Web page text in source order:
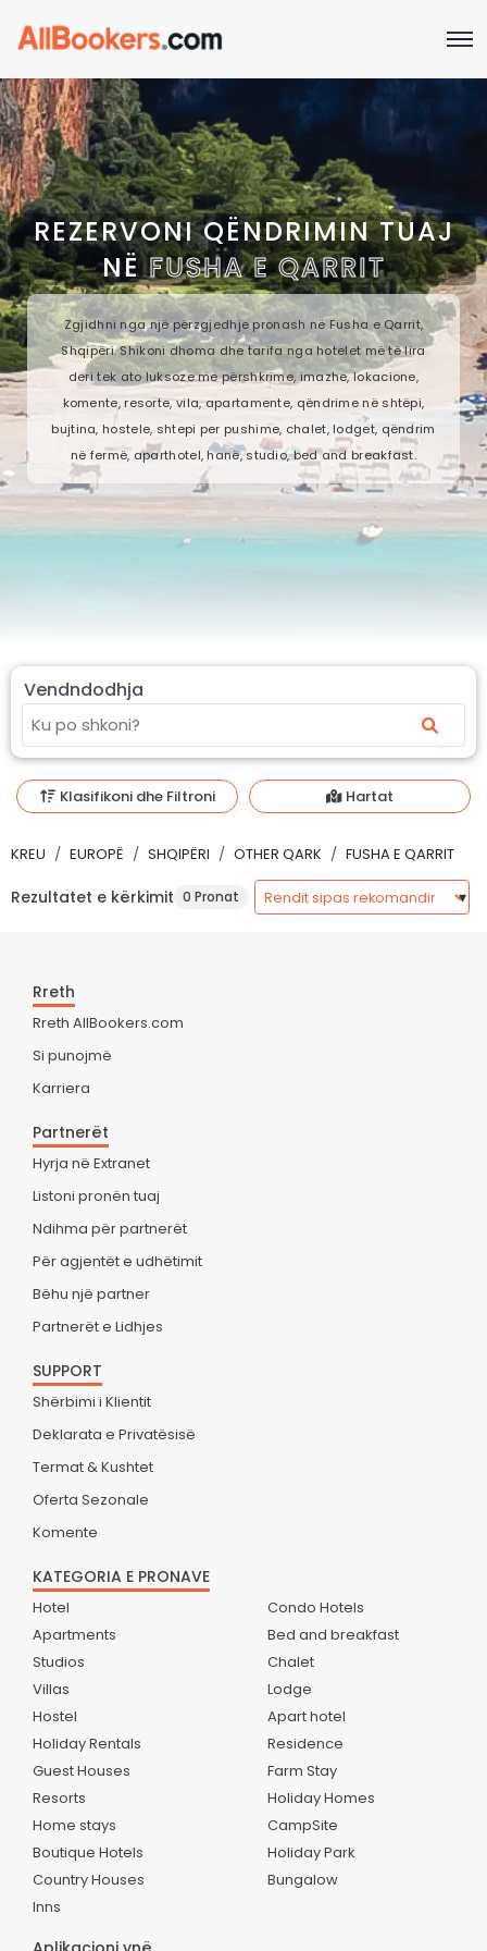
REZERVONI QËNDRIMIN TUAJ
NËFUSHA E QARRIT
Zgjidhni nga një përzgjedhje pronash në Fusha e Qarrit,
Shqipëri. Shikoni dhoma dhe tarifa nga hotelet më të lira
deri tek ato luksoze me përshkrime, imazhe, lokacione,
komente, resorte, vila, apartamente, qëndrime në shtëpi,
bujtina, hostele, shtepi per pushime, chalet, lodget, qëndrim
në fermë, aparthotel, hanë, studio, bed and breakfast.
Vendndodhja
Klasifikoni dhe Filtroni Hartat
KREU EUROPË SHQIPËRI OTHER QARK FUSHA E QARRIT
Rezultatet e kërkimit 0 Pronat
Rreth
Rreth AllBookers.com
Si punojmë
Karriera
Partnerët
Hyrja në Extranet
Listoni pronën tuaj
Ndihma për partnerët
Për agjentët e udhëtimit
Bëhu një partner
Partnerët e Lidhjes
SUPPORT
Shërbimi i Klientit
Deklarata e Privatësisë
Termat & Kushtet
Oferta Sezonale
Komente
KATEGORIA E PRONAVE
Hotel
Apartments
Studios
Villas
Hostel
Holiday Rentals
Guest Houses
Resorts
Home stays
Boutique Hotels
Country Houses
Inns
Condo Hotels
Bed and breakfast
Chalet
Lodge
Apart hotel
Residence
Farm Stay
Holiday Homes
CampSite
Holiday Park
Bungalow